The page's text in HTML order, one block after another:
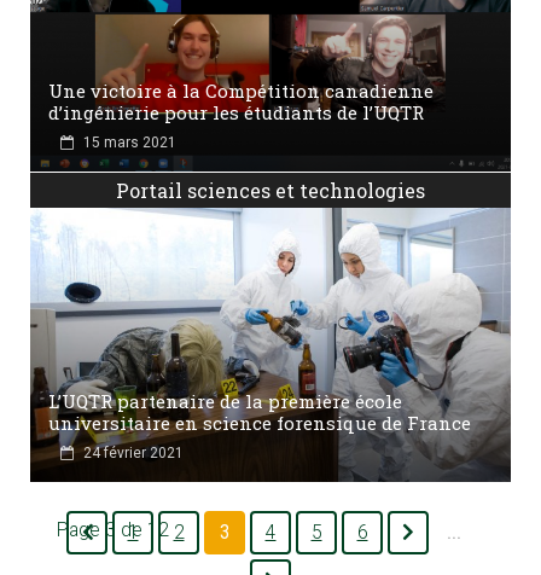
Une victoire à la Compétition canadienne
d’ingénierie pour les étudiants de l’UQTR
15 mars 2021
Portail sciences et technologies
L’UQTR partenaire de la première école
universitaire en science forensique de France
24 février 2021
Page 3 de 12
1 2 3 4 5 6